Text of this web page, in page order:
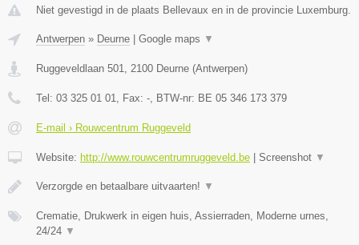
Niet gevestigd in de plaats Bellevaux en in de provincie Luxemburg.
Antwerpen » Deurne Google maps ▼
Ruggeveldlaan 501, 2100 Deurne (Antwerpen)
Tel: 03 325 01 01, Fax: -, BTW-nr: BE 05 346 173 379
E-mail › Rouwcentrum Ruggeveld
Website: http://www.rouwcentrumruggeveld.be Screenshot ▼
Verzorgde en betaalbare uitvaarten! ▼
Crematie, Drukwerk in eigen huis, Assierraden, Moderne urnes,
24/24 ▼